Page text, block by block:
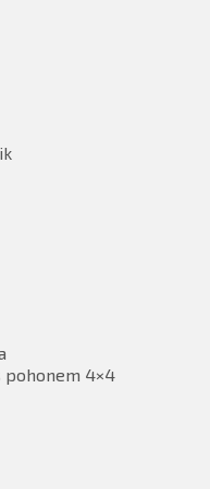
pohonem 4×4